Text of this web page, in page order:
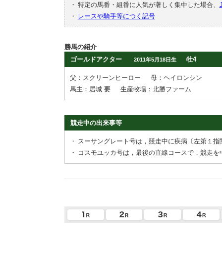
・ 特定の馬番・組番に人気が著しく集中した場合、
・
レースや騎手等につく記号
勝馬の紹介
ゴールドアクター
2011年5月18日生 牡4
父：スクリーンヒーロー
母：ヘイロンシン
馬主：居城 要
生産牧場：北勝ファーム
競走中の出来事等
・
スーサングレート号は，競走中に疾病〔左第１
・
コスモユッカ号は，最後の直線コースで，競走